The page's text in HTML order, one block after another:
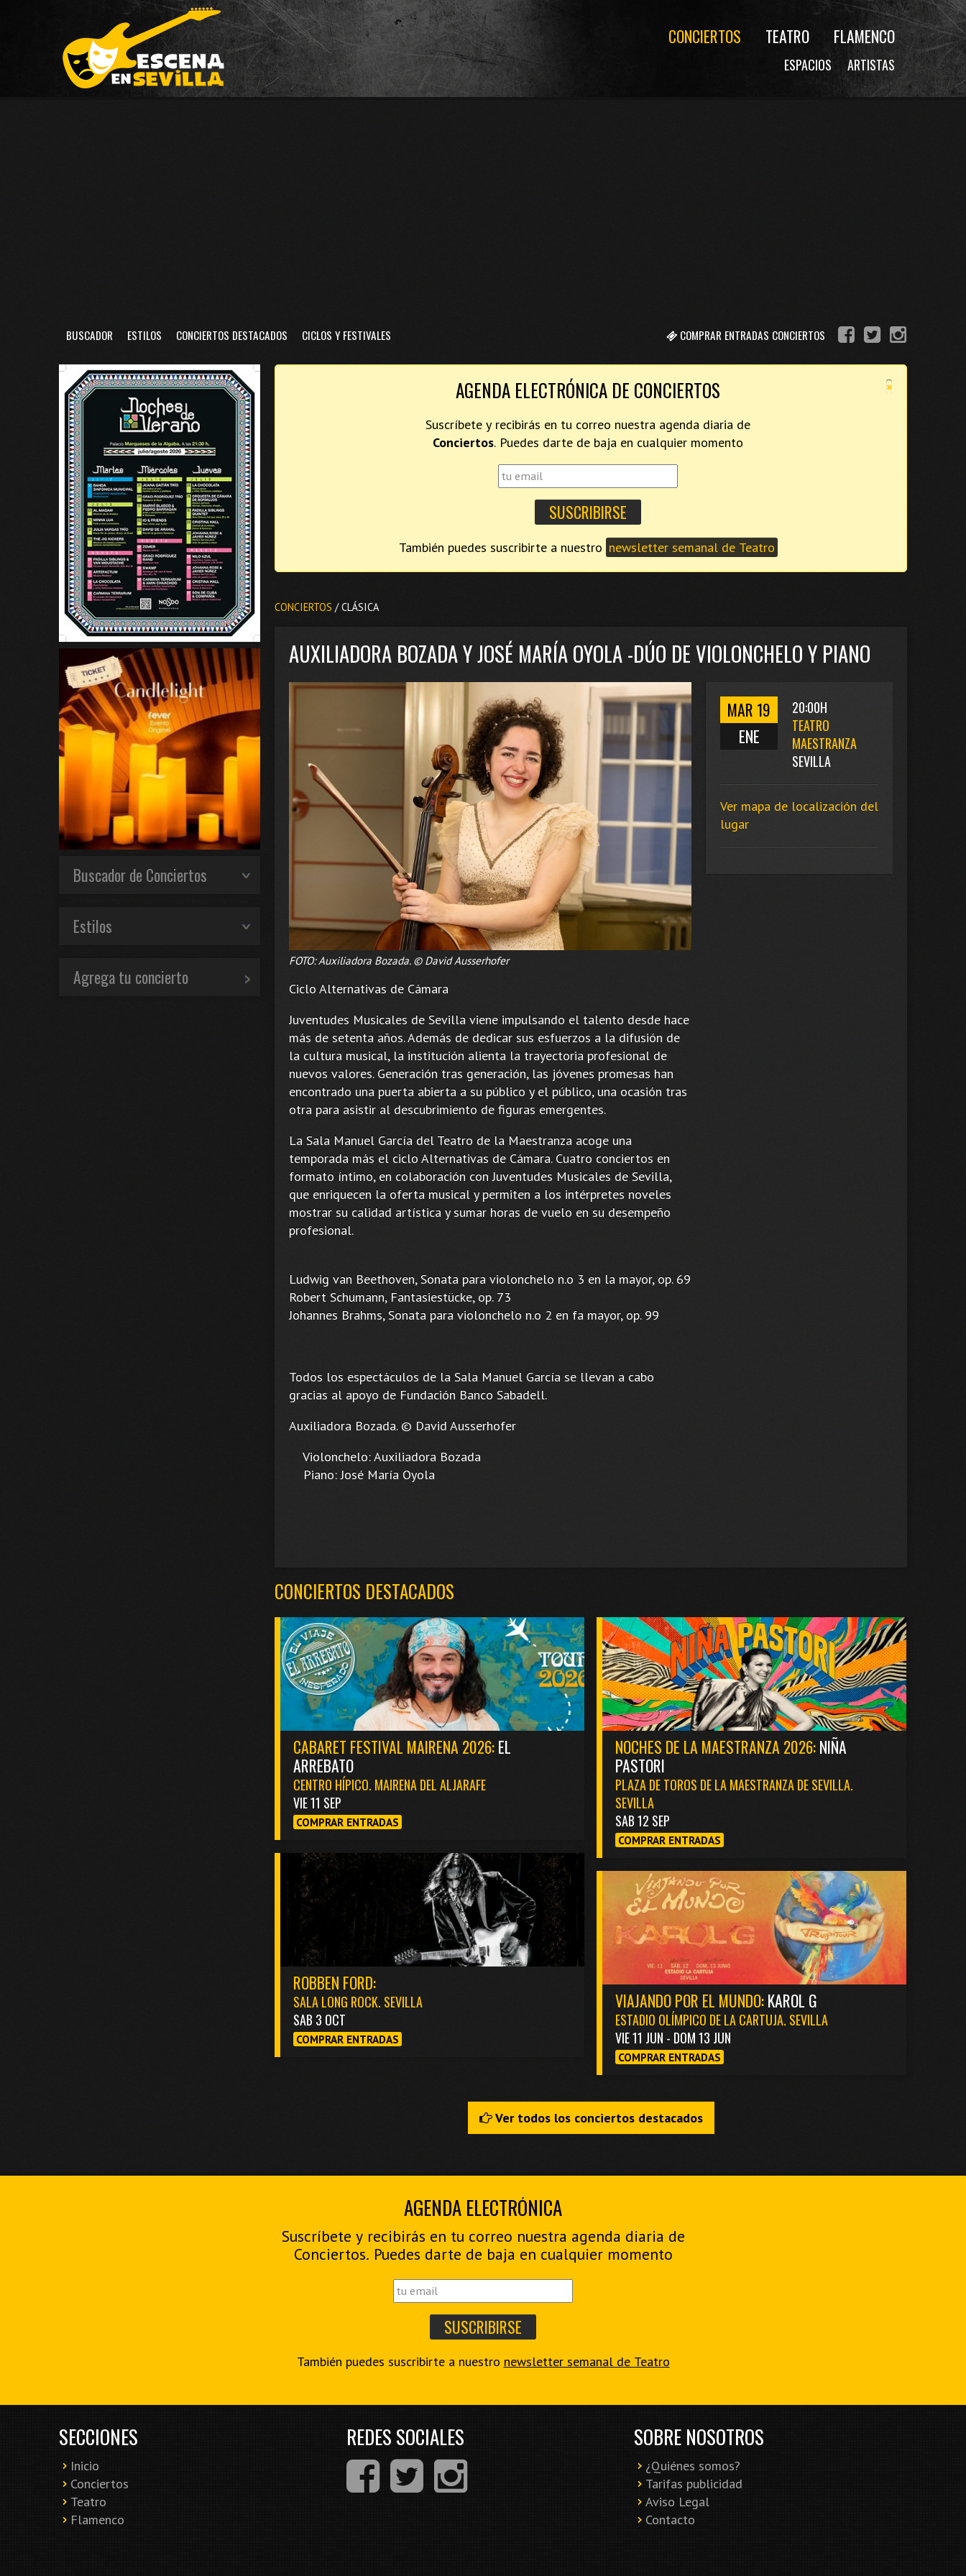
CONCIERTOS TEATRO FLAMENCO
ESPACIOS ARTISTAS
COMPRAR ENTRADAS CONCIERTOS
BUSCADOR ESTILOS CONCIERTOS DESTACADOS CICLOS Y FESTIVALES
×
AGENDA ELECTRÓNICA DE CONCIERTOS
Suscríbete y recibirás en tu correo nuestra agenda diaria de
Conciertos. Puedes darte de baja en cualquier momento
También puedes suscribirte a nuestro newsletter semanal de Teatro
CONCIERTOS / CLÁSICA
AUXILIADORA BOZADA Y JOSÉ MARÍA OYOLA -DÚO DE VIOLONCHELO Y PIANO
MAR 19
ENE
20:00H
TEATRO
MAESTRANZA
SEVILLA
Ver mapa de localización del
lugar
FOTO: Auxiliadora Bozada. © David Ausserhofer
Ciclo Alternativas de Cámara
Juventudes Musicales de Sevilla viene impulsando el talento desde hace
más de setenta años. Además de dedicar sus esfuerzos a la difusión de
la cultura musical, la institución alienta la trayectoria profesional de
nuevos valores. Generación tras generación, las jóvenes promesas han
encontrado una puerta abierta a su público y el público, una ocasión tras
otra para asistir al descubrimiento de figuras emergentes.
La Sala Manuel García del Teatro de la Maestranza acoge una
temporada más el ciclo Alternativas de Cámara. Cuatro conciertos en
formato íntimo, en colaboración con Juventudes Musicales de Sevilla,
que enriquecen la oferta musical y permiten a los intérpretes noveles
mostrar su calidad artística y sumar horas de vuelo en su desempeño
profesional.
Ludwig van Beethoven, Sonata para violonchelo n.o 3 en la mayor, op. 69
Robert Schumann, Fantasiestücke, op. 73
Johannes Brahms, Sonata para violonchelo n.o 2 en fa mayor, op. 99
Todos los espectáculos de la Sala Manuel García se llevan a cabo
gracias al apoyo de Fundación Banco Sabadell.
Auxiliadora Bozada. © David Ausserhofer
Violonchelo: Auxiliadora Bozada
Piano: José María Oyola
CONCIERTOS DESTACADOS
CABARET FESTIVAL MAIRENA 2026:EL
ARREBATO
CENTRO HÍPICO. MAIRENA DEL ALJARAFE
VIE 11 SEP
COMPRAR ENTRADAS
NOCHES DE LA MAESTRANZA 2026:NIÑA
PASTORI
PLAZA DE TOROS DE LA MAESTRANZA DE SEVILLA.
SEVILLA
SAB 12 SEP
COMPRAR ENTRADAS
ROBBEN FORD:
SALA LONG ROCK. SEVILLA
SAB 3 OCT
COMPRAR ENTRADAS
VIAJANDO POR EL MUNDO:KAROL G
ESTADIO OLÍMPICO DE LA CARTUJA. SEVILLA
VIE 11 JUN - DOM 13 JUN
COMPRAR ENTRADAS
Ver todos los conciertos destacados
Buscador de Conciertos
Estilos
Agrega tu concierto
AGENDA ELECTRÓNICA
Suscríbete y recibirás en tu correo nuestra agenda diaria de
Conciertos. Puedes darte de baja en cualquier momento
También puedes suscribirte a nuestro newsletter semanal de Teatro
SECCIONES
Inicio
Conciertos
Teatro
Flamenco
REDES SOCIALES SOBRE NOSOTROS
¿Quiénes somos?
Tarifas publicidad
Aviso Legal
Contacto